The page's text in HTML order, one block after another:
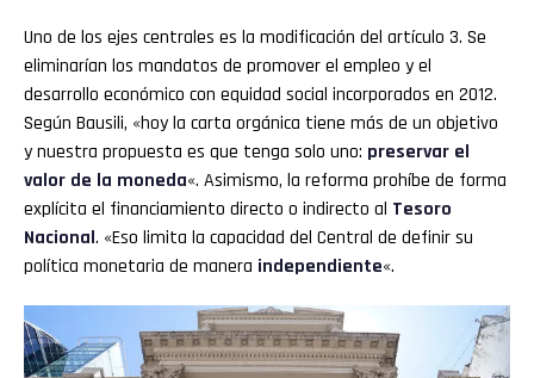
Uno de los ejes centrales es la modificación del artículo 3. Se
eliminarían los mandatos de promover el empleo y el
desarrollo económico con equidad social incorporados en 2012.
Según Bausili, «hoy la carta orgánica tiene más de un objetivo
y nuestra propuesta es que tenga solo uno: preservar el
valor de la moneda«. Asimismo, la reforma prohíbe de forma
explícita el financiamiento directo o indirecto al Tesoro
Nacional. «Eso limita la capacidad del Central de definir su
política monetaria de manera independiente«.